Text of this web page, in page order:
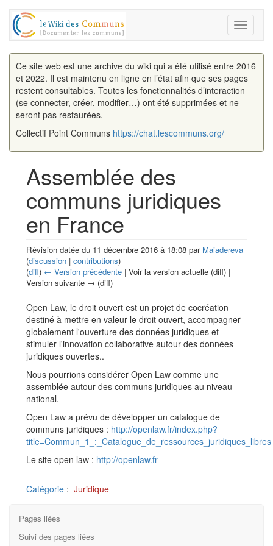
Toggle
Ce site web est une archive du wiki qui a été utilisé entre 2016
et 2022. Il est maintenu en ligne en l’état afin que ses pages
restent consultables. Toutes les fonctionnalités d’interaction
(se connecter, créer, modifier…) ont été supprimées et ne
seront pas restaurées.
Collectif Point Communs https://chat.lescommuns.org/
Assemblée des
communs juridiques
en France
Révision datée du 11 décembre 2016 à 18:08 par Maiadereva
(discussion | contributions)
(diff) ← Version précédente | Voir la version actuelle (diff) |
Version suivante → (diff)
Open Law, le droit ouvert est un projet de cocréation
destiné à mettre en valeur le droit ouvert, accompagner
globalement l'ouverture des données juridiques et
stimuler l'innovation collaborative autour des données
juridiques ouvertes..
Nous pourrions considérer Open Law comme une
assemblée autour des communs juridiques au niveau
national.
Open Law a prévu de développer un catalogue de
communs juridiques : http://openlaw.fr/index.php?
title=Commun_1_:_Catalogue_de_ressources_juridiques_libres
Le site open law : http://openlaw.fr
Catégorie : Juridique
Pages liées
Suivi des pages liées